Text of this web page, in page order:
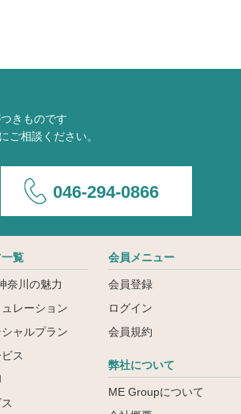
きものです
ご相談ください。
046-294-0866
覧
奈川の魅力
レーション
ャルプラン
ス
会員メニュー
会員登録
ログイン
会員規約
弊社について
ME Groupについて